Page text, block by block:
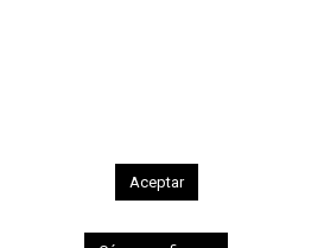
communication elements to
Country as host for the Air Cargo
Aceptar